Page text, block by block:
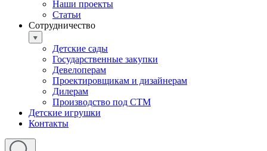
Наши проекты
Статьи
Сотрудничество
Детские сады
Государственные закупки
Девелоперам
Проектировщикам и дизайнерам
Дилерам
Производство под СТМ
Детские игрушки
Контакты